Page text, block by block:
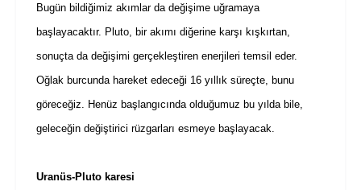
Bugün bildiğimiz akımlar da değişime uğramaya
başlayacaktır. Pluto, bir akımı diğerine karşı kışkırtan,
sonuçta da değişimi gerçekleştiren enerjileri temsil eder.
Oğlak burcunda hareket edeceği 16 yıllık süreçte, bunu
göreceğiz. Henüz başlangıcında olduğumuz bu yılda bile,
geleceğin değiştirici rüzgarları esmeye başlayacak.
Uranüs-Pluto karesi